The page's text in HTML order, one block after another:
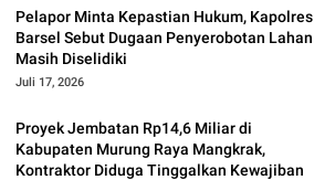
Pelapor Minta Kepastian Hukum, Kapolres
Barsel Sebut Dugaan Penyerobotan Lahan
Masih Diselidiki
Juli 17, 2026
Proyek Jembatan Rp14,6 Miliar di
Kabupaten Murung Raya Mangkrak,
Kontraktor Diduga Tinggalkan Kewajiban